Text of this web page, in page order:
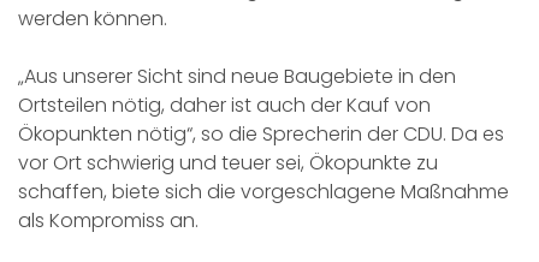
werden können.
„Aus unserer Sicht sind neue Baugebiete in den
Ortsteilen nötig, daher ist auch der Kauf von
Ökopunkten nötig“, so die Sprecherin der CDU. Da es
vor Ort schwierig und teuer sei, Ökopunkte zu
schaffen, biete sich die vorgeschlagene Maßnahme
als Kompromiss an.